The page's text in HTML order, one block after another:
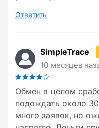
Ответить
SimpleTrace
10 месяцев
Обмен в целом
подождать около
много заявок, но